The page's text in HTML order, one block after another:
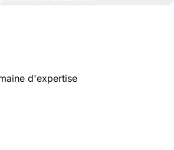
d'expertise